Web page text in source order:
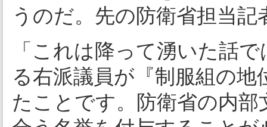
うのだ。先の防衛省担当記
「これは降って湧いた話
る右派議員が『制服組の
たことです。防衛省の内